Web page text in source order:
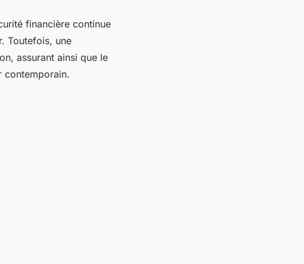
financière continue
Toutefois, une
assurant ainsi que le
contemporain.